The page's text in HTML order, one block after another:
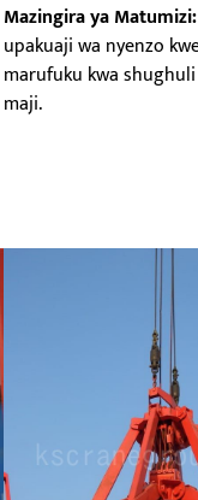
Mazingira ya Matumizi:
upakuaji wa nyenzo
marufuku kwa
maji.